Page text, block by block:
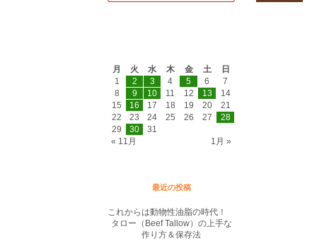
月 火 水 木 金 土
日
1
2 3 4 5 6
7
8
9 10 11 12 13
14
15
16 17 18 19 20
21
22
23 24 25 26 27
28
29
30
31
« 11月
1月 »
最近の投稿
これからは動物性油脂の時代！
タロー（Beef Tallow）の上手な
作り方＆保存法